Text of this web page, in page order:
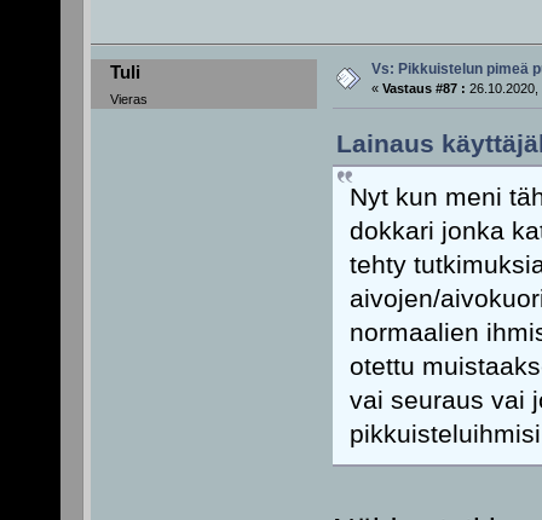
Tuli
Vieras
Vs: Pikkuistelun pimeä
« Vastaus #87 : 26.10.2020,
Lainaus
Nyt kun meni
dokkari jonka
tehty
aivojen/
normaalien
otettu
vai seuraus vai